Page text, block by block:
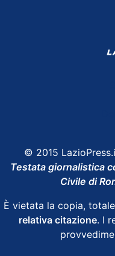
© 2015
Testata giornalistica
Civile di
È vietata la copia,
relativa citazione. I